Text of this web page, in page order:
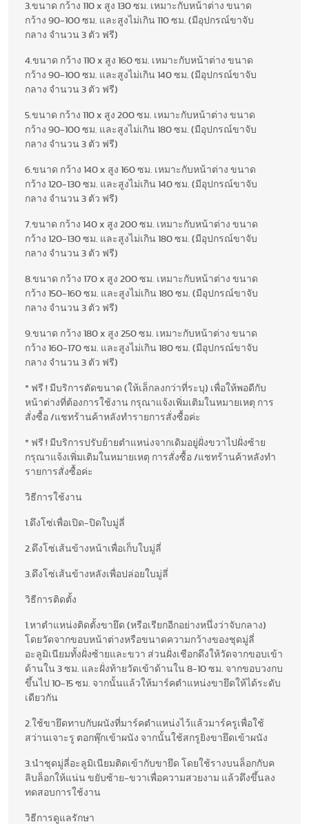
3.ขนาด กว้าง 110 x สูง 130 ซม. เหมาะกับหน้าต่าง ขนาด
กว้าง 90-100 ซม. และสูงไม่เกิน 110 ซม. (มีอุปกรณ์ขาจับ
กลาง จำนวน 3 ตัว ฟรี)
4.ขนาด กว้าง 110 x สูง 160 ซม. เหมาะกับหน้าต่าง ขนาด
กว้าง 90-100 ซม. และสูงไม่เกิน 140 ซม. (มีอุปกรณ์ขาจับ
กลาง จำนวน 3 ตัว ฟรี)
5.ขนาด กว้าง 110 x สูง 200 ซม. เหมาะกับหน้าต่าง ขนาด
กว้าง 90-100 ซม. และสูงไม่เกิน 180 ซม. (มีอุปกรณ์ขาจับ
กลาง จำนวน 3 ตัว ฟรี)
6.ขนาด กว้าง 140 x สูง 160 ซม. เหมาะกับหน้าต่าง ขนาด
กว้าง 120-130 ซม. และสูงไม่เกิน 140 ซม. (มีอุปกรณ์ขาจับ
กลาง จำนวน 3 ตัว ฟรี)
7.ขนาด กว้าง 140 x สูง 200 ซม. เหมาะกับหน้าต่าง ขนาด
กว้าง 120-130 ซม. และสูงไม่เกิน 180 ซม. (มีอุปกรณ์ขาจับ
กลาง จำนวน 3 ตัว ฟรี)
8.ขนาด กว้าง 170 x สูง 200 ซม. เหมาะกับหน้าต่าง ขนาด
กว้าง 150-160 ซม. และสูงไม่เกิน 180 ซม. (มีอุปกรณ์ขาจับ
กลาง จำนวน 3 ตัว ฟรี)
9.ขนาด กว้าง 180 x สูง 250 ซม. เหมาะกับหน้าต่าง ขนาด
กว้าง 160-170 ซม. และสูงไม่เกิน 180 ซม. (มีอุปกรณ์ขาจับ
กลาง จำนวน 3 ตัว ฟรี)
* ฟรี ! มีบริการตัดขนาด (ให้เล็กลงกว่าที่ระบุ) เพื่อให้พอดีกับ
หน้าต่างที่ต้องการใช้งาน กรุณาแจ้งเพิ่มเติมในหมายเหตุ การ
สั่งซื้อ /แชทร้านค้าหลังทำรายการสั่งซื้อค่ะ
* ฟรี ! มีบริการปรับย้ายตำแหน่งจากเดิมอยู่ฝั่งขวาไปฝั่งซ้าย
กรุณาแจ้งเพิ่มเติมในหมายเหตุ การสั่งซื้อ /แชทร้านค้าหลังทำ
รายการสั่งซื้อค่ะ
วิธีการใช้งาน
1.ดึงโซ่เพื่อเปิด-ปิดใบมู่ลี่
2.ดึงโซ่เส้นข้างหน้าเพื่อเก็บใบมู่ลี่
3.ดึงโซ่เส้นข้างหลังเพื่อปล่อยใบมู่ลี่
วิธีการติดตั้ง
1.หาตำแหน่งติดตั้งขายึด (หรือเรียกอีกอย่างหนึ่งว่าจับกลาง)
โดยวัดจากขอบหน้าต่างหรือขนาดความกว้างของชุดมู่ลี่
อะลูมิเนียมทั้งฝั่งซ้ายและขวา ส่วนฝั่งเชือกดึงให้วัดจากขอบเข้า
ด้านใน 3 ซม. และฝั่งท้ายวัดเข้าด้านใน 8-10 ซม. จากขอบวงกบ
ขึ้นไป 10-15 ซม. จากนั้นแล้วให้มาร์คตำแหน่งขายึดให้ได้ระดับ
เดียวกัน
2.ใช้ขายึดทาบกับผนังที่มาร์คตำแหน่งไว้แล้วมาร์ครูเพื่อใช้
สว่านเจาะรู ตอกพุ๊กเข้าผนัง จากนั้นใช้สกรูยิงขายึดเข้าผนัง
3.นำชุดมู่ลี่อะลูมิเนียมติดเข้ากับขายึด โดยใช้รางบนล็อกกับค
ลิบล็อกให้แน่น ขยับซ้าย-ขวาเพื่อความสวยงาม แล้วดึงขึ้นลง
ทดสอบการใช้งาน
วิธีการดูแลรักษา